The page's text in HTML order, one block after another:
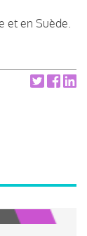
et en Suède.